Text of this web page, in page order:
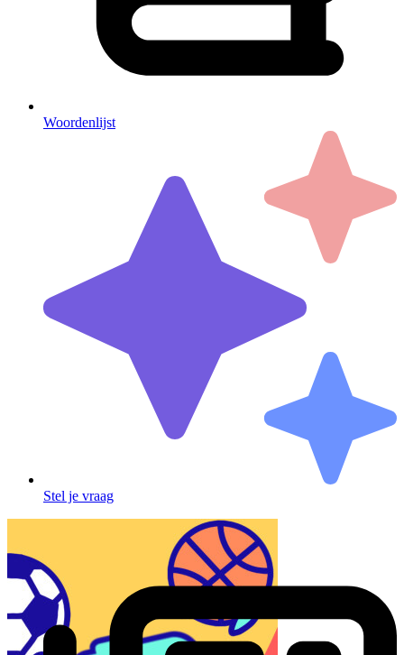
Woordenlijst
Stel je vraag